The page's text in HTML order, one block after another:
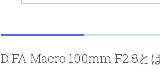
D FA Macro 100mm F2.8と